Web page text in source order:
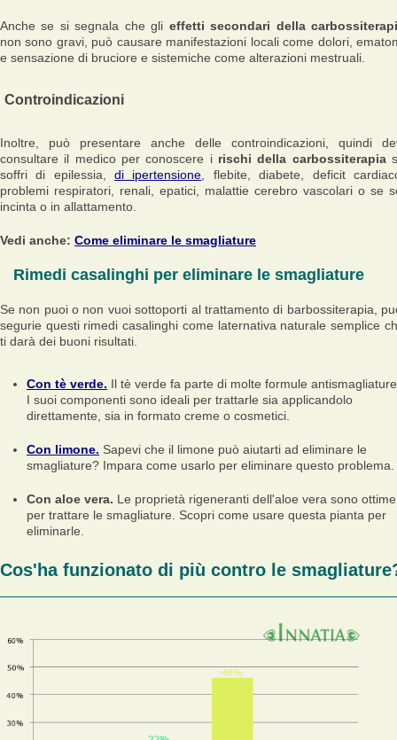
Anche se si segnala che gli effetti secondari della
non sono gravi, può causare manifestazioni locali come dolori,
e sensazione di bruciore e sistemiche come alterazioni mestruali.
Controindicazioni
Inoltre, può presentare anche delle controindicazioni, quindi
consultare il medico per conoscere irischi della carbossiterapia
soffri di epilessia,di ipertensione , flebite, diabete, deficit
problemi respiratori, renali, epatici, malattie cerebro vascolari o se
incinta o in allattamento.
Vedi anche: Come eliminare le smagliature
Rimedi casalinghi per eliminare le smagliature
Se non puoi o non vuoi sottoporti al trattamento di barbossiterapia,
segurie questi rimedi casalinghi come laternativa naturale semplice
ti darà dei buoni risultati.
Con tè verde. Il tè verde fa parte di molte formule
I suoi componenti sono ideali per trattarle sia applicandolo
direttamente, sia in formato creme o cosmetici.
Con limone. Sapevi che il limone può aiutarti ad eliminare le
smagliature? Impara come usarlo per eliminare questo problema.
Con aloe vera. Le proprietà rigeneranti dell'aloe vera sono ottime
per trattare le smagliature. Scopri come usare questa pianta per
eliminarle.
Cos'ha funzionato di più contro le